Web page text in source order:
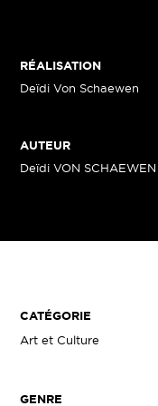
RÉALISATION
Deïdi Von Schaewen
AUTEUR
Deïdi VON SCHAEWEN
CATÉGORIE
Art et Culture
GENRE